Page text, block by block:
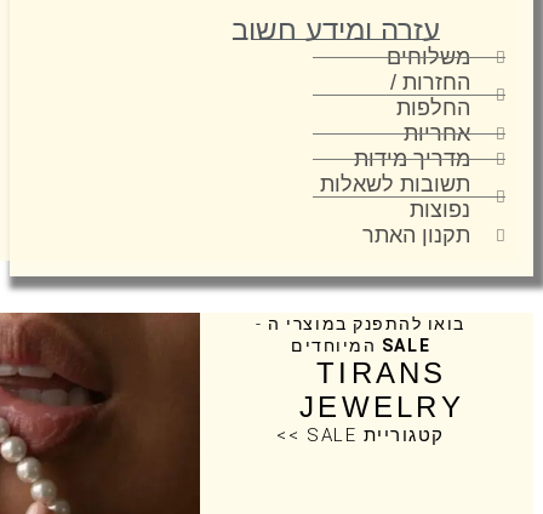
עזרה ומידע חשוב
משלוחים
החזרות /
החלפות
אחריות
מדריך מידות
תשובות לשאלות
נפוצות
תקנון האתר
בואו להתפנק במוצרי ה -
המיוחדים
TIRANS
JEWELRY
קטגוריית SALE >>